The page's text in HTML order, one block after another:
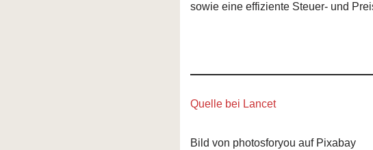
sowie eine effiziente Steuer- und
Quelle bei Lancet
Bild von photosforyou auf Pixabay